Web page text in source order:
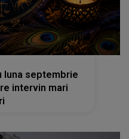
luna septembrie
intervin mari